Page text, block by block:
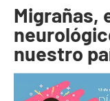
Migrañas,
nuestro
Contenido principal